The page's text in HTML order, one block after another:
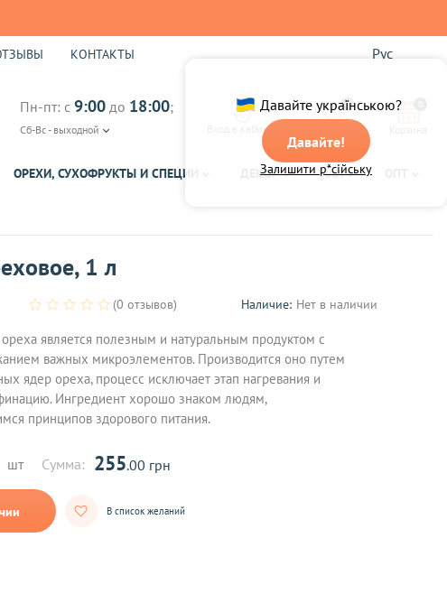
Давайте українською?
Давайте!
Залишити р*сійську
КОНТАКТЫ Рус
Пн-пт: с 9:00 до 18:00;
Сб-Вс - выходной Вход в кабинет
0
ОРЕХИ, СУХОФРУКТЫ И СПЕЦИИ ДЕКОР ЧАЙ
1 л
(0 отзывов) Наличие: Нет в наличии
является полезным и натуральным продуктом с
важных микроэлементов. Производится оно путем
ядер ореха, процесс исключает этап нагревания и
Ингредиент хорошо знаком людям,
принципов здорового питания.
шт Сумма: 255.00 грн
В список желаний